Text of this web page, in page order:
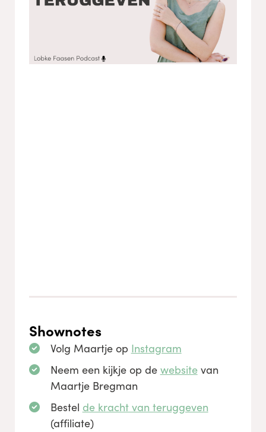
Shownotes
Volg Maartje op Instagram
Neem een kijkje op de websitevan
Maartje Bregman
Bestel de kracht van teruggeven
(affiliate)